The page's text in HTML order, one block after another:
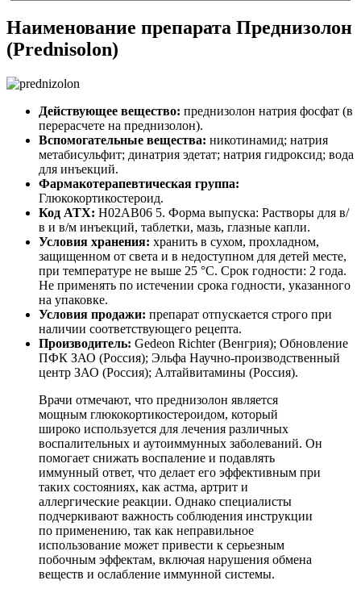
Наименование препарата Преднизолон
(Prednisolon)
Действующее вещество: преднизолон натрия фосфат (в
перерасчете на преднизолон).
Вспомогательные вещества: никотинамид; натрия
метабисульфит; динатрия эдетат; натрия гидроксид; вода
для инъекций.
Фармакотерапевтическая группа:
Глюкокортикостероид.
Код АТХ: H02AB06 5. Форма выпуска: Растворы для в/
в и в/м инъекций, таблетки, мазь, глазные капли.
Условия хранения: хранить в сухом, прохладном,
защищенном от света и в недоступном для детей месте,
при температуре не выше 25 °С. Срок годности: 2 года.
Не применять по истечении срока годности, указанного
на упаковке.
Условия продажи: препарат отпускается строго при
наличии соответствующего рецепта.
Производитель: Gedeon Richter (Венгрия); Обновление
ПФК ЗАО (Россия); Эльфа Научно-производственный
центр ЗАО (Россия); Алтайвитамины (Россия).
Врачи отмечают, что преднизолон является
мощным глюкокортикостероидом, который
широко используется для лечения различных
воспалительных и аутоиммунных заболеваний. Он
помогает снижать воспаление и подавлять
иммунный ответ, что делает его эффективным при
таких состояниях, как астма, артрит и
аллергические реакции. Однако специалисты
подчеркивают важность соблюдения инструкции
по применению, так как неправильное
использование может привести к серьезным
побочным эффектам, включая нарушения обмена
веществ и ослабление иммунной системы.